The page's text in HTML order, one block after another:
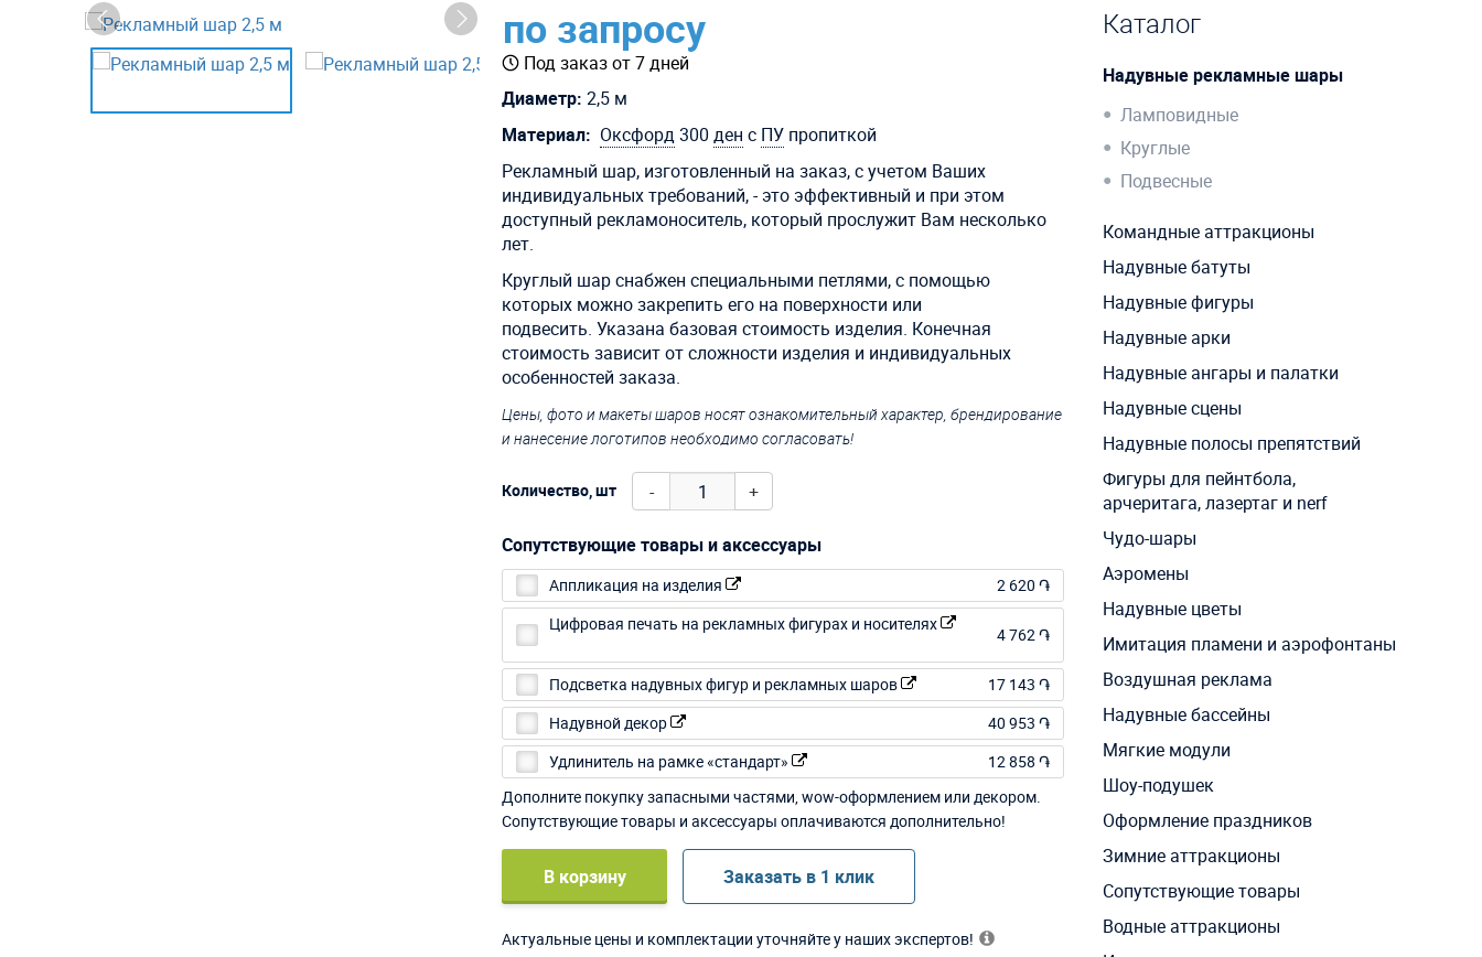
по запросу
Под заказ от 7 дней
Диаметр: 2,5 м
Материал: Оксфорд300ден с ПУ пропиткой
Рекламный шар, изготовленный на заказ, с учетом Ваших
индивидуальных требований, - это эффективный и при этом
доступный рекламоноситель, который прослужит Вам несколько
лет.
Круглый шар снабжен специальными петлями, с помощью
которых можно закрепить его на поверхности или
подвесить.Указана базовая стоимость изделия. Конечная
стоимость зависит от сложности изделия и индивидуальных
особенностей заказа.
Цены, фото и макеты шаров носят ознакомительный характер, брендирование
и нанесение логотипов необходимо согласовать!
Количество, шт - +
Сопутствующие товары и аксессуары
Аппликация на изделия
2 620 ֏
Цифровая печать на рекламных фигурах и носителях
4 762 ֏
Подсветка надувных фигур и рекламных шаров
17 143 ֏
Надувной декор
40 953 ֏
Удлинитель на рамке «стандарт»
12 858 ֏
Дополните покупку запасными частями, wow-оформлением или декором.
Сопутствующие товары и аксессуары оплачиваются дополнительно!
В корзину Заказать в 1 клик
Актуальные цены и комплектации уточняйте у наших экспертов!
Каталог
Надувные рекламные шары
Ламповидные
Круглые
Подвесные
Командные аттракционы
Надувные батуты
Надувные фигуры
Надувные арки
Надувные ангары и палатки
Надувные сцены
Надувные полосы препятствий
Фигуры для пейнтбола,
арчеритага, лазертаг и nerf
Чудо-шары
Аэромены
Надувные цветы
Имитация пламени и аэрофонтаны
Воздушная реклама
Надувные бассейны
Мягкие модули
Шоу-подушек
Оформление праздников
Зимние аттракционы
Сопутствующие товары
Водные аттракционы